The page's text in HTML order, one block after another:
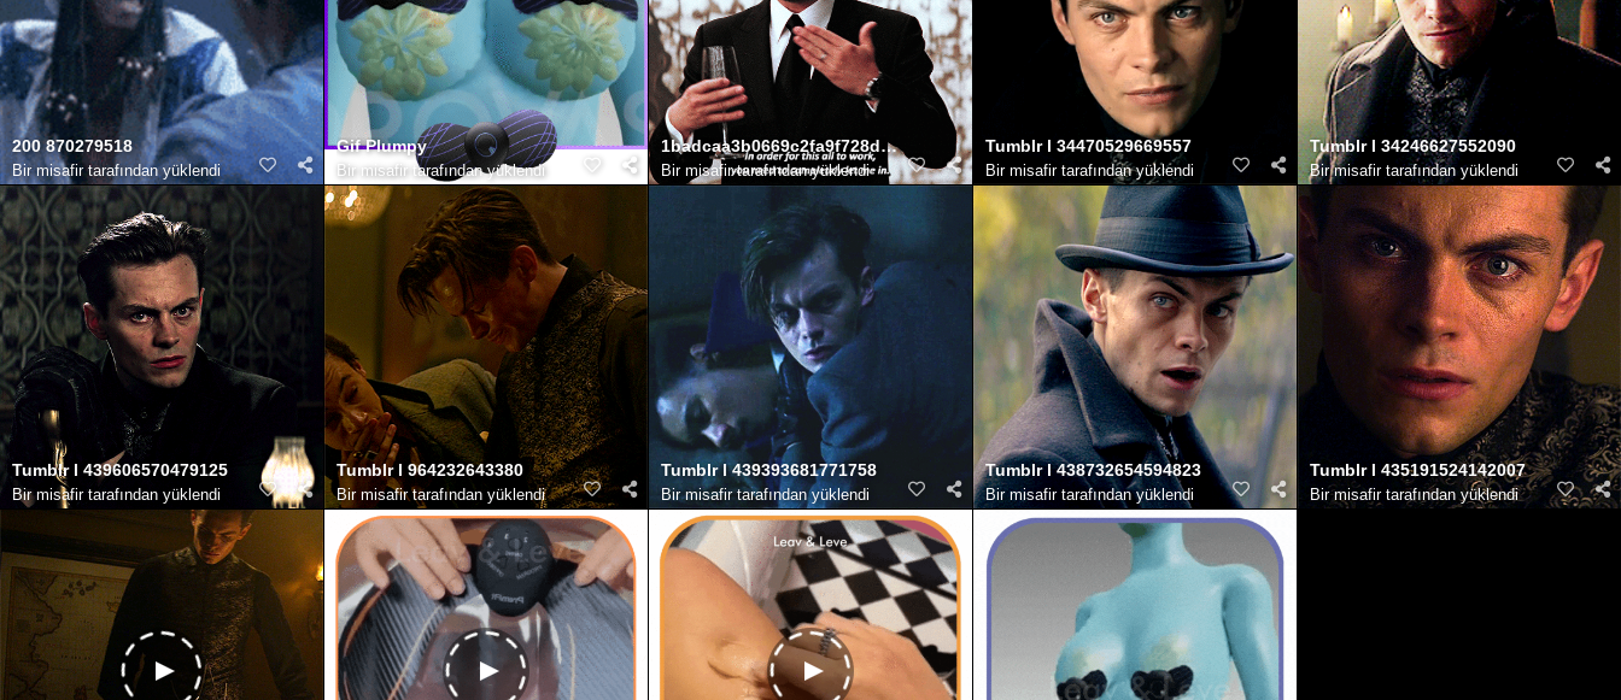
200 870279518
Bir misafir tarafından yüklendi
Gif Plumpy
Bir misafir tarafından yüklendi
1badcaa3b0669c2fa9f728d74e7cc451c29230eb
Bir misafir tarafından yüklendi
Tumblr l 34470529669557
Bir misafir tarafından yüklendi
Tumblr l 34246627552090
Bir misafir tarafından yüklendi
Tumblr l 439606570479125
Bir misafir tarafından yüklendi
Tumblr l 964232643380
Bir misafir tarafından yüklendi
Tumblr l 439393681771758
Bir misafir tarafından yüklendi
Tumblr l 438732654594823
Bir misafir tarafından yüklendi
Tumblr l 435191524142007
Bir misafir tarafından yüklendi